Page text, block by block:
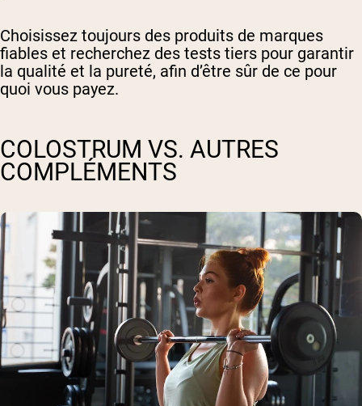
Choisissez toujours des produits de marques
fiables et recherchez des tests tiers pour garantir
la qualité et la pureté, afin d’être sûr de ce pour
quoi vous payez.
COLOSTRUM VS. AUTRES
COMPLÉMENTS